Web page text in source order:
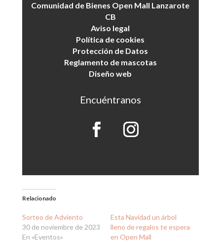
Comunidad de Bienes Open Mall Lanzarote
CB
Aviso legal
Política de cookies
Protección de Datos
Reglamento de mascotas
Diseño web
Encuéntranos
Relacionado
Sorteo de Adviento
30 de noviembre de 2023
En «Eventos»
Esta Navidad un árbol
lleno de regalos te espera
en Open Mall